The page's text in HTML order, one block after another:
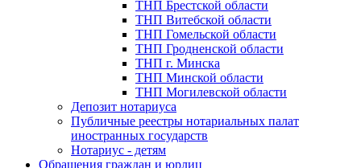
ТНП Брестской области
ТНП Витебской области
ТНП Гомельской области
ТНП Гродненской области
ТНП г. Минска
ТНП Минской области
ТНП Могилевской области
Депозит нотариуса
Публичные реестры нотариальных палат
иностранных государств
Нотариус - детям
Обращения граждан и юрлиц